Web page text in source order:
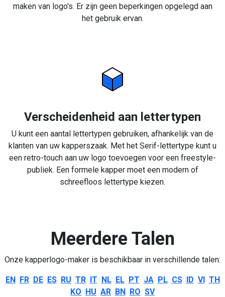
maken van logo's. Er zijn geen beperkingen opgelegd aan
het gebruik ervan.
Verscheidenheid aan lettertypen
U kunt een aantal lettertypen gebruiken, afhankelijk van de
klanten van uw kapperszaak. Met het Serif-lettertype kunt u
een retro-touch aan uw logo toevoegen voor een freestyle-
publiek. Een formele kapper moet een modern of
schreefloos lettertype kiezen.
Meerdere Talen
Onze kapperlogo-maker is beschikbaar in verschillende talen:
EN FR DE ES RU TR IT NL EL PT JA PL CS ID VI TH
KO HU AR BN RO SV